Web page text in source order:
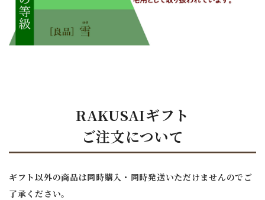
RAKUSAIギフト
ご注文について
ギフト以外の商品は同時購入・同時発送いただけませんのでご
了承ください。